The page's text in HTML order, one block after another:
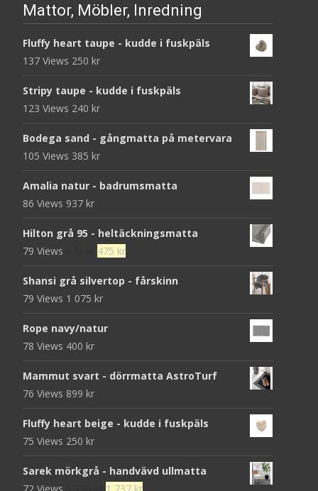
Mattor, Möbler, Inredning
Fluffy heart taupe - kudde i fuskpäls
137 Views 250 kr
Stripy taupe - kudde i fuskpäls
123 Views 240 kr
Bodega sand - gångmatta på metervara
105 Views 385 kr
Amalia natur - badrumsmatta
86 Views 937 kr
Hilton grå 95 - heltäckningsmatta
79 Views
Det
priset
var:
475 krDet
priset
Shansi grå silvertop - fårskinn
79 Views 1 075 kr
Rope navy/natur
78 Views 400 kr
Mammut svart - dörrmatta AstroTurf
76 Views 899 kr
Fluffy heart beige - kudde i fuskpäls
75 Views 250 kr
Sarek mörkgrå - handvävd ullmatta
72 Views
Det
1 737 krDet